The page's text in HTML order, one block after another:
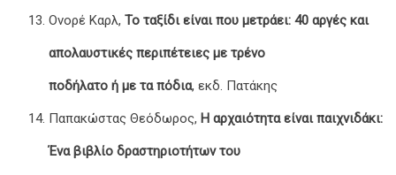
Ονορέ Καρλ, Το ταξίδι είναι που μετράει: 40 αργές και
απολαυστικές περιπέτειες με τρένο
ποδήλατο ή με τα πόδια, εκδ. Πατάκης
Παπακώστας Θεόδωρος, Η αρχαιότητα είναι παιχνιδάκι:
Ένα βιβλίο δραστηριοτήτων του